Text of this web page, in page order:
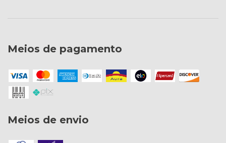
Meios de pagamento
Meios de envio